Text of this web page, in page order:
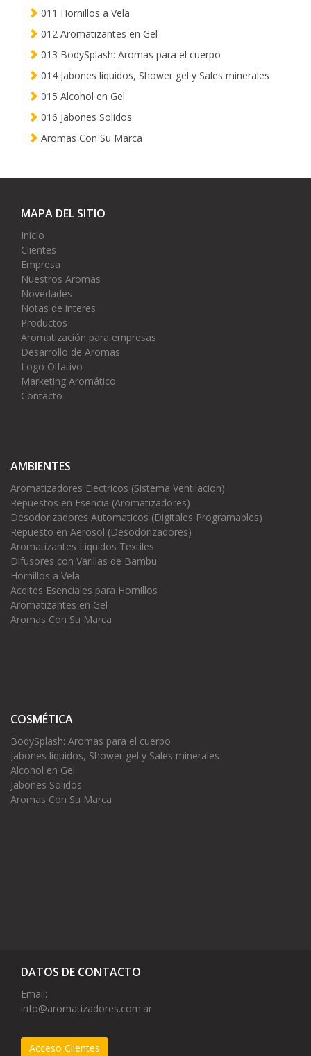
011 Hornillos a Vela
012 Aromatizantes en Gel
013 BodySplash: Aromas para el cuerpo
014 Jabones liquidos, Shower gel y Sales minerales
015 Alcohol en Gel
016 Jabones Solidos
Aromas Con Su Marca
MAPA DEL SITIO
Inicio
Clientes
Empresa
Nuestros Aromas
Novedades
Notas de interes
Productos
Aromatización para empresas
Desarrollo de Aromas
Logo Olfativo
Marketing Aromático
Contacto
AMBIENTES
Aromatizadores Electricos (Sistema Ventilacion)
Repuestos en Esencia (Aromatizadores)
Desodorizadores Automaticos (Digitales Programables)
Repuesto en Aerosol (Desodorizadores)
Aromatizantes Liquidos Textiles
Difusores con Varillas de Bambu
Hornillos a Vela
Aceites Esenciales para Hornillos
Aromatizantes en Gel
Aromas Con Su Marca
COSMÉTICA
BodySplash: Aromas para el cuerpo
Jabones liquidos, Shower gel y Sales minerales
Alcohol en Gel
Jabones Solidos
Aromas Con Su Marca
DATOS DE CONTACTO
Email:
info@aromatizadores.com.ar
Acceso Clientes